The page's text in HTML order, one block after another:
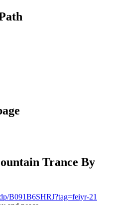
Trance By